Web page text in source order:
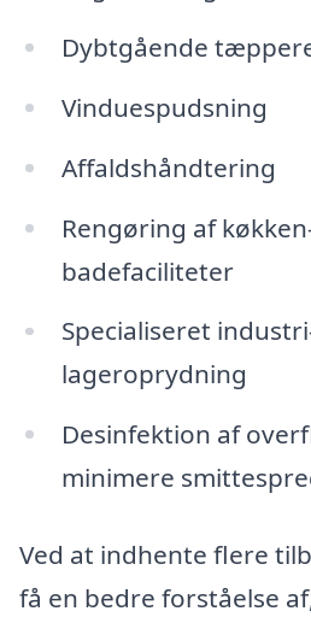
Dybtgående
Vinduespudsning
Affaldshåndtering
Rengøring af
badefaciliteter
Specialiseret
lageroprydning
Desinfektion af
minimere
Ved at indhente flere
få en bedre forståelse